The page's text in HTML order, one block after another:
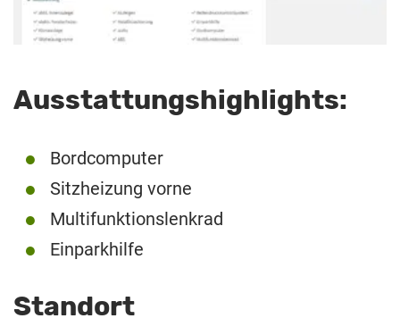
Ausstattungshighlights:
Bordcomputer
Sitzheizung vorne
Multifunktionslenkrad
Einparkhilfe
Standort